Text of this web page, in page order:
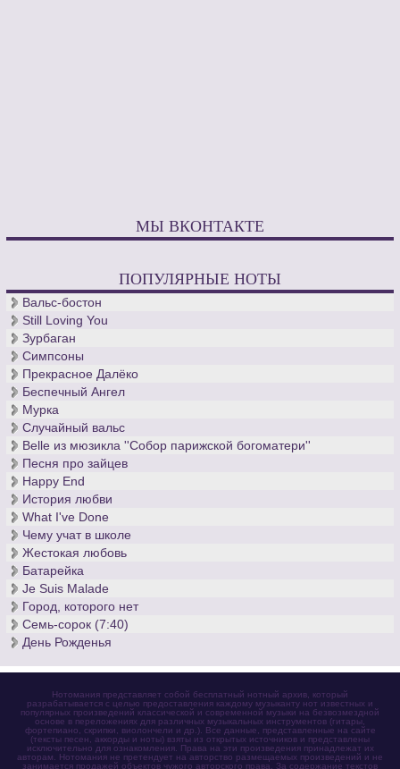
МЫ ВКОНТАКТЕ
ПОПУЛЯРНЫЕ НОТЫ
Вальс-бостон
Still Loving You
Зурбаган
Симпсоны
Прекрасное Далёко
Беспечный Ангел
Мурка
Случайный вальс
Belle из мюзикла ''Собор парижской богоматери''
Песня про зайцев
Happy End
История любви
What I've Done
Чему учат в школе
Жестокая любовь
Батарейка
Je Suis Malade
Город, которого нет
Семь-сорок (7:40)
День Рожденья
Нотомания представляет собой бесплатный нотный архив, который
разрабатывается с целью предоставления каждому музыканту нот известных и
популярных произведений классической и современной музыки на безвозмездной
основе в переложениях для различных музыкальных инструментов (гитары,
фортепиано, скрипки, виолончели и др.). Все данные, представленные на сайте
(тексты песен, аккорды и ноты) взяты из открытых источников и представлены
исключительно для ознакомления. Права на эти произведения принадлежат их
авторам. Нотомания не претендует на авторство размещаемых произведений и не
занимается продажей объектов чужого авторского права. За содержание текстов